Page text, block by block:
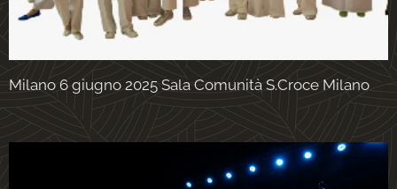
Milano 6 giugno 2025 Sala Comunità S.Croce Milano